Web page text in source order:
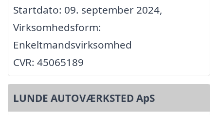
Startdato: 09. september 2024,
Virksomhedsform:
Enkeltmandsvirksomhed
CVR: 45065189
LUNDE AUTOVÆRKSTED ApS